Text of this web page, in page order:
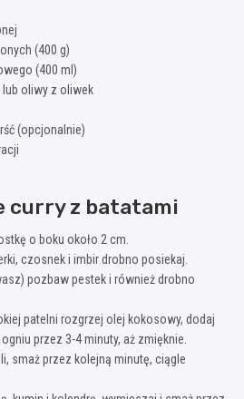
(400 g)
(400 ml)
lub oliwy z oliwek
(opcjonalnie)
curry z batatami
o boku około 2 cm.
czosnek i imbir drobno posiekaj.
pozbaw pestek i również drobno
patelni rozgrzej olej kokosowy, dodaj
przez 3-4 minuty, aż zmięknie.
smaż przez kolejną minutę, ciągle